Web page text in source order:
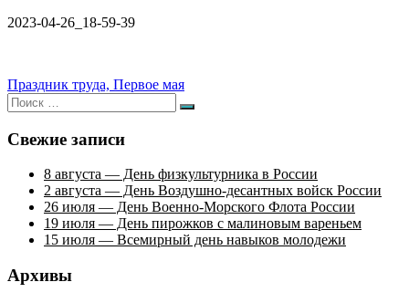
2023-04-26_18-59-39
Навигация
по
записям
Праздник труда, Первое мая
Искать:
Поиск
Свежие записи
8 августа — День физкультурника в России
2 августа — День Воздушно-десантных войск России
26 июля — День Военно-Морского Флота России
19 июля — День пирожков с малиновым вареньем
15 июля — Всемирный день навыков молодежи
Архивы